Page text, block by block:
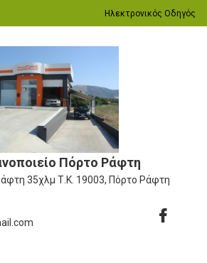
Ηλεκτρονικός Οδηγός
Πόρτο Ράφτη
35χλμ Τ.Κ. 19003, Πόρτο Ράφτη